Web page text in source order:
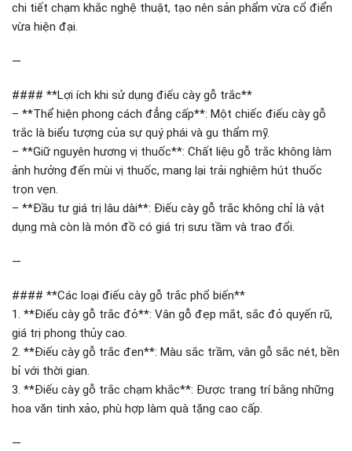
chi tiết chạm khắc nghệ thuật, tạo nên sản phẩm vừa cổ điển
vừa hiện đại.
—
#### **Lợi ích khi sử dụng điếu cày gỗ trắc**
– **Thể hiện phong cách đẳng cấp**: Một chiếc điếu cày gỗ
trắc là biểu tượng của sự quý phái và gu thẩm mỹ.
– **Giữ nguyên hương vị thuốc**: Chất liệu gỗ trắc không làm
ảnh hưởng đến mùi vị thuốc, mang lại trải nghiệm hút thuốc
trọn vẹn.
– **Đầu tư giá trị lâu dài**: Điếu cày gỗ trắc không chỉ là vật
dụng mà còn là món đồ có giá trị sưu tầm và trao đổi.
—
#### **Các loại điếu cày gỗ trắc phổ biến**
1. **Điếu cày gỗ trắc đỏ**: Vân gỗ đẹp mắt, sắc đỏ quyến rũ,
giá trị phong thủy cao.
2. **Điếu cày gỗ trắc đen**: Màu sắc trầm, vân gỗ sắc nét, bền
bỉ với thời gian.
3. **Điếu cày gỗ trắc chạm khắc**: Được trang trí bằng những
hoa văn tinh xảo, phù hợp làm quà tặng cao cấp.
—